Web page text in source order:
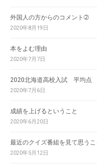
外国人の方からのコメント➁
2020年8月19日
本をよむ理由
2020年7月7日
2020北海道高校入試 平均点
2020年7月6日
成績を上げるということ
2020年6月20日
最近のクイズ番組を見て思うこ
2020年5月12日